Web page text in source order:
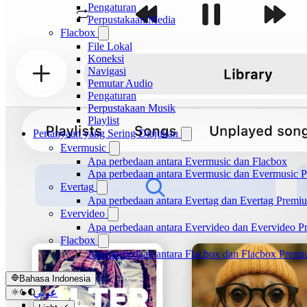
Pengaturan
Perpustakaan Media
Flacbox
File Lokal
Koneksi
Navigasi
Pemutar Audio
Pengaturan
Perpustakaan Musik
Playlist
Pertanyaan yang Sering Diajukan
Evermusic
Apa perbedaan antara Evermusic dan Flacbox
Apa perbedaan antara Evermusic dan Evermusic
Evertag
Apa perbedaan antara Evertag dan Evertag
Evervideo
Apa perbedaan antara Evervideo dan Evervideo
Flacbox
Apa perbedaan antara Flacbox dan Flacbox
Bahasa Indonesia
عربي
Català